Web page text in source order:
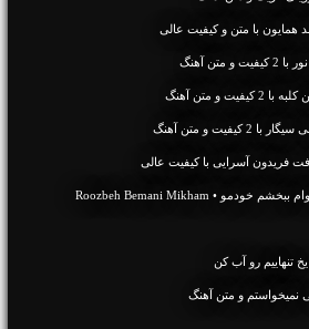
همایون با متن و کیفیت عالی
آهنگ
و متن آهنگ
و متن آهنگ
فریدون آسرایی با کیفیت عالی
دانلود آهنگ روزبه بمانی میخوام ببخشم خودمو • Roozbeh Bemani Mikham
تنهاییم رو آب کن
نمیخواستم و متن آهنگ